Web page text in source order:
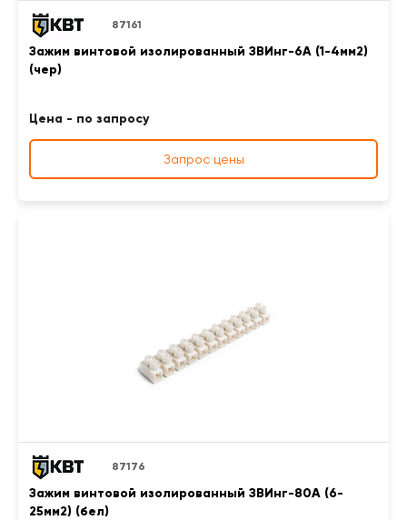
87161
Зажим винтовой изолированный ЗВИнг-6А (1-4мм2)
(чер)
Цена - по запросу
Запрос цены
87176
Зажим винтовой изолированный ЗВИнг-80А (6-
25мм2) (бел)